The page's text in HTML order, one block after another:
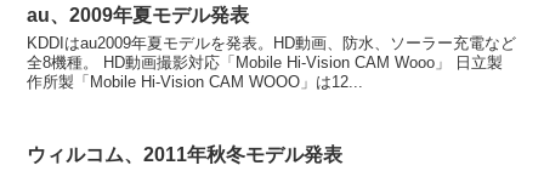
au、2009年夏モデル発表
KDDIはau2009年夏モデルを発表。HD動画、防水、ソーラー充電など
全8機種。 HD動画撮影対応「Mobile Hi-Vision CAM Wooo」 日立製
作所製「Mobile Hi-Vision CAM WOOO」は12...
ウィルコム、2011年秋冬モデル発表